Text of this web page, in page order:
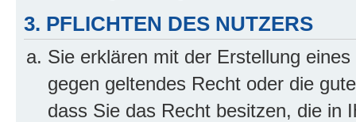
3. PFLICHTEN DES NUTZERS
Sie erklären mit der Erstellung
gegen geltendes Recht oder die
dass Sie das Recht besitzen, die in